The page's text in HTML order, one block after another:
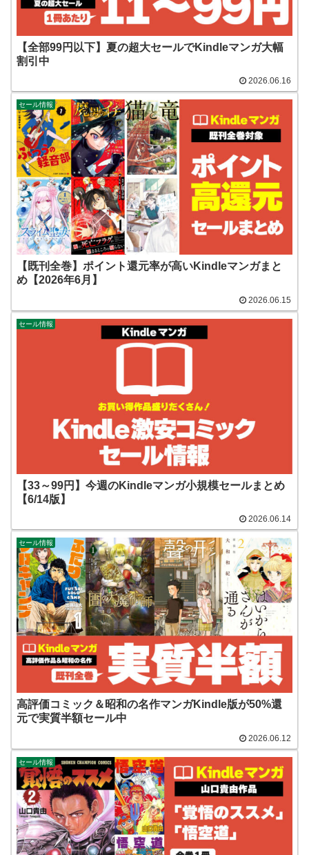
【全部99円以下】夏の超大セールでKindleマンガ大幅
割引中
2026.06.16
セール情報
【既刊全巻】ポイント還元率が高いKindleマンガまと
め【2026年6月】
2026.06.15
セール情報
【33～99円】今週のKindleマンガ小規模セールまとめ
【6/14版】
2026.06.14
セール情報
高評価コミック＆昭和の名作マンガKindle版が50%還
元で実質半額セール中
2026.06.12
セール情報